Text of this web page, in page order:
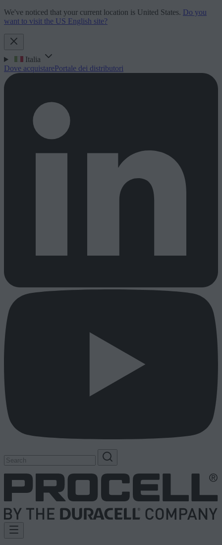
We've noticed that your current location is United States. Do you
want to visit the US English site?
Italia
Dove acquistarePortale dei distributori